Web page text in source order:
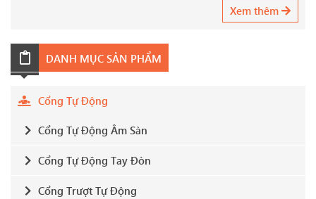
Xem thêm
DANH MỤC SẢN PHẨM
Cổng Tự Động
Cổng Tự Động Âm Sàn
Cổng Tự Động Tay Đòn
Cổng Trượt Tự Động